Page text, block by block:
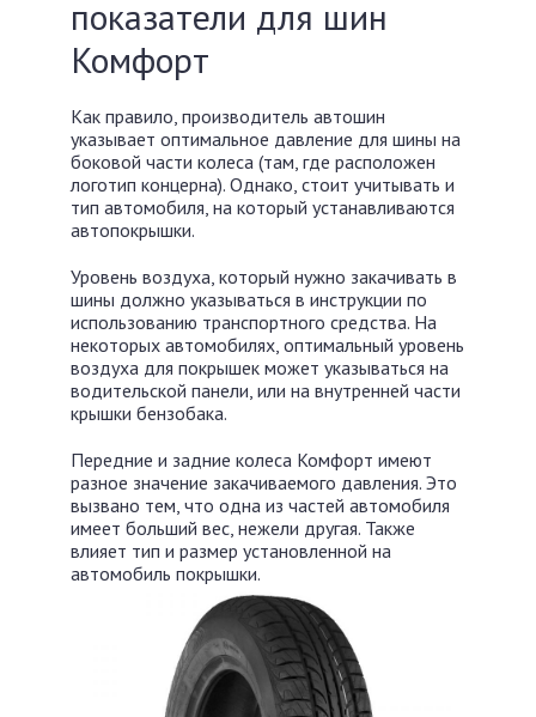
показатели для шин
Комфорт
Как правило, производитель автошин
указывает оптимальное давление для шины на
боковой части колеса (там, где расположен
логотип концерна). Однако, стоит учитывать и
тип автомобиля, на который устанавливаются
автопокрышки.
Уровень воздуха, который нужно закачивать в
шины должно указываться в инструкции по
использованию транспортного средства. На
некоторых автомобилях, оптимальный уровень
воздуха для покрышек может указываться на
водительской панели, или на внутренней части
крышки бензобака.
Передние и задние колеса Комфорт имеют
разное значение закачиваемого давления. Это
вызвано тем, что одна из частей автомобиля
имеет больший вес, нежели другая. Также
влияет тип и размер установленной на
автомобиль покрышки.